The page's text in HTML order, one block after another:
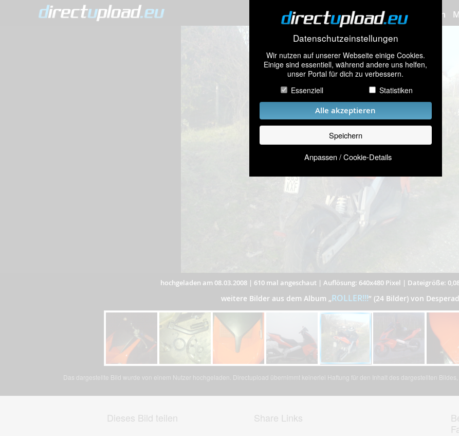
Datenschutzeinstellungen
Wir nutzen auf unserer Webseite einige Cookies.
Einige sind essentiell, während andere uns helfen,
unser Portal für dich zu verbessern.
Essenziell
Statistiken
Alle akzeptieren
Speichern
Anpassen / Cookie-Details
Bilder hochladen
hochgeladen am 08.03.2008| 610 mal angeschaut| Auflösung: 640x480 Pixel | Dateigröße:
weitere Bilder aus dem Album „ROLLER!!!” (24 Bilder) von
Das dargestellte Bild wurde von einem Nutzer hochgeladen. Directupload übernimmt keinerlei Haftung für den Inhalt des dargestellten
Dieses Bild teilen Share Links